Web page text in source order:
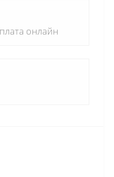
онлайн